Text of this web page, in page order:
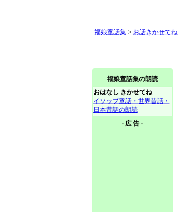
福娘童話集 > お話きかせてね
福娘童話集の朗読
おはなし きかせてね
イソップ童話・世界昔話・
日本昔話の朗読
- 広 告 -